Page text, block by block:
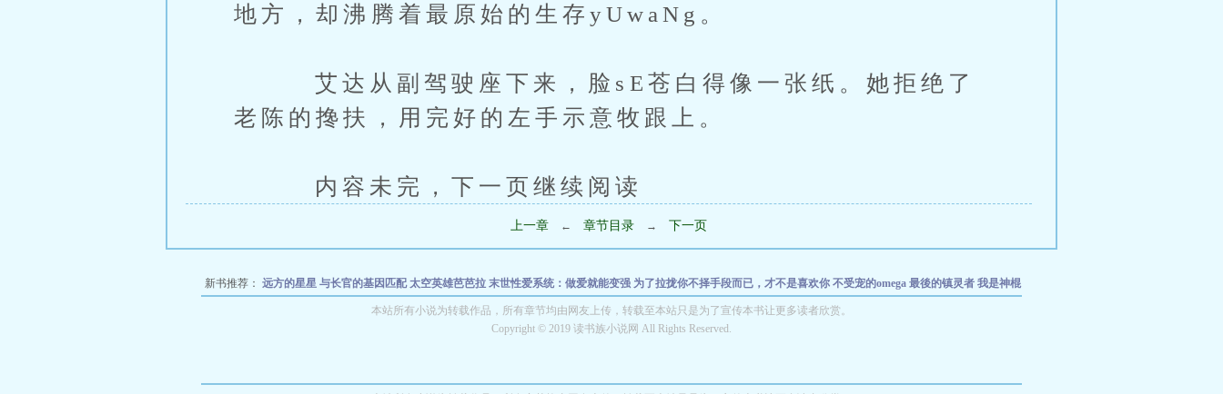
地方，却沸腾着最原始的生存yUwaNg。
艾达从副驾驶座下来，脸sE苍白得像一张纸。她拒绝了
老陈的搀扶，用完好的左手示意牧跟上。
内容未完，下一页继续阅读
上一章 ← 章节目录 → 下一页
新书推荐： 远方的星星 与长官的基因匹配太空英雄芭芭拉 末世性爱系统：做爱就能变强 为了拉拢你不择手段而已，才不是喜欢你 不受宠的omega 最後的镇灵者 我是神棍
雾港夜航：异常委托录灵异事件簿 第一卷《末日启示录：当台北沦为深海》字蛊阴牌：幽冥-第一部鬼母 最後的镇灵者Ⅰ微笑女屍
本站所有小说为转载作品，所有章节均由网友上传，转载至本站只是为了宣传本书让更多读者欣赏。
Copyright © 2019 读书族小说网 All Rights Reserved.